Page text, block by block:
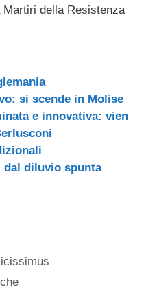
Martiri della Resistenza
si scende in Molise
e innovativa: vien
diluvio spunta